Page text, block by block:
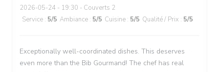
2026-05-24 - 19:30 - Couverts 2
Service : 5/5 Ambiance : 5/5 Cuisine : 5/5 Qualité / Prix : 5/5
Exceptionally well-coordinated dishes. This deserves
even more than the Bib Gourmand! The chef has real